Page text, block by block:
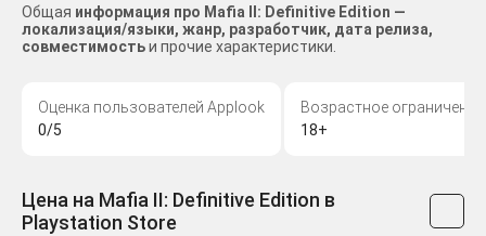
Общая информация про Mafia II: Definitive Edition —
локализация/языки, жанр, разработчик, дата релиза,
совместимостьи прочие характеристики.
Оценка пользователей Applook
0/5
Возрастное ограничение
18+
Цена на Mafia II: Definitive Edition в
Playstation Store